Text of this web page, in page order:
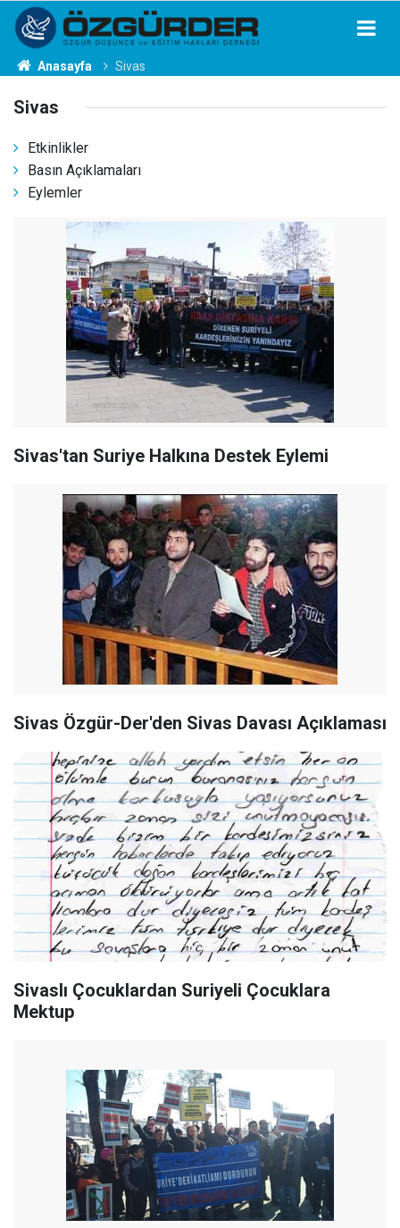
Anasayfa Sivas
Sivas
Etkinlikler
Basın Açıklamaları
Eylemler
Sivas'tan Suriye Halkına Destek Eylemi
Sivas Özgür-Der'den Sivas Davası Açıklaması
Sivaslı Çocuklardan Suriyeli Çocuklara
Mektup